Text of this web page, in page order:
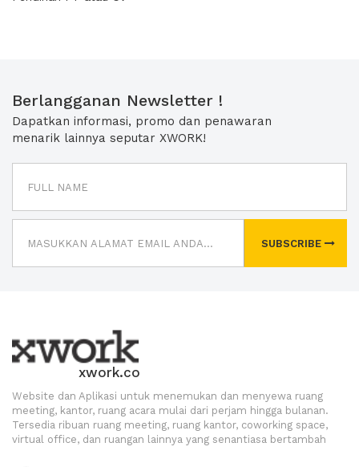
Berlangganan Newsletter !
Dapatkan informasi, promo dan penawaran
menarik lainnya seputar XWORK!
SUBSCRIBE
xwork.co
Website dan Aplikasi untuk menemukan dan menyewa ruang
meeting, kantor, ruang acara mulai dari perjam hingga bulanan.
Tersedia ribuan ruang meeting, ruang kantor, coworking space,
virtual office, dan ruangan lainnya yang senantiasa bertambah